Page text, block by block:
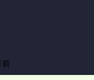
前